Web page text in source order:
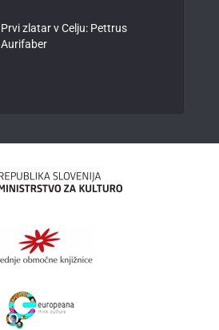
Prvi zlatar v Celju: Pettrus
Aurifaber